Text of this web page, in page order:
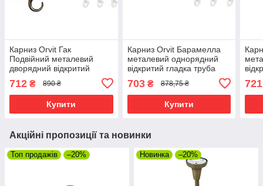
Карниз Orvit Гак
Подвійний металевий
дворядний відкритий
металеве Антик 16\16 мм
160 см (7318521)
712 ₴ 890 ₴
Купити
Карниз Orvit Барамелла
металевий однорядний
відкритий гладка труба
кільце металеве Антик 25
мм 160 см (4223942)
703₴ 878,75 ₴
Купити
мм
721
Акційні пропозиції та новинки
Топ продажів –20% Новинка –20%